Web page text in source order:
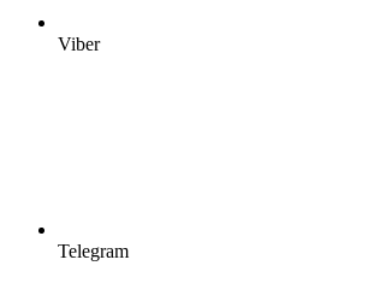
Viber
Telegram